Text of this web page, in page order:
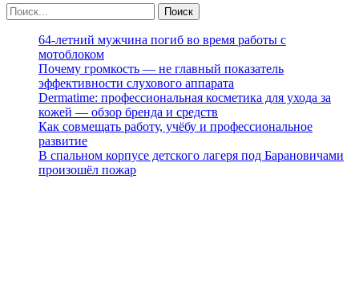
64-летний мужчина погиб во время работы с
мотоблоком
Почему громкость — не главный показатель
эффективности слухового аппарата
Dermatime: профессиональная косметика для ухода за
кожей — обзор бренда и средств
Как совмещать работу, учёбу и профессиональное
развитие
В спальном корпусе детского лагеря под Барановичами
произошёл пожар